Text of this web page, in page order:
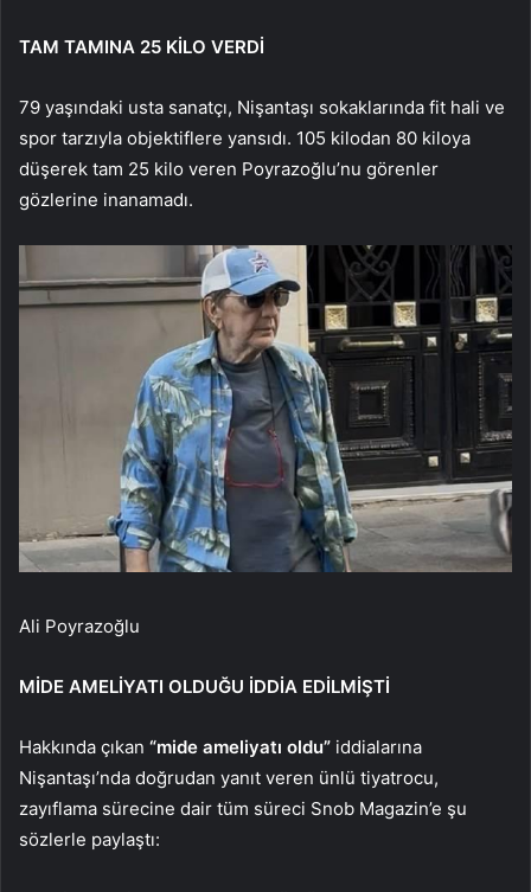
TAM TAMINA 25 KİLO VERDİ
79 yaşındaki usta sanatçı, Nişantaşı sokaklarında fit hali ve
spor tarzıyla objektiflere yansıdı. 105 kilodan 80 kiloya
düşerek tam 25 kilo veren Poyrazoğlu’nu görenler
gözlerine inanamadı.
Ali Poyrazoğlu
MİDE AMELİYATI OLDUĞU İDDİA EDİLMİŞTİ
Hakkında çıkan “mide ameliyatı oldu” iddialarına
Nişantaşı’nda doğrudan yanıt veren ünlü tiyatrocu,
zayıflama sürecine dair tüm süreci Snob Magazin’e şu
sözlerle paylaştı: